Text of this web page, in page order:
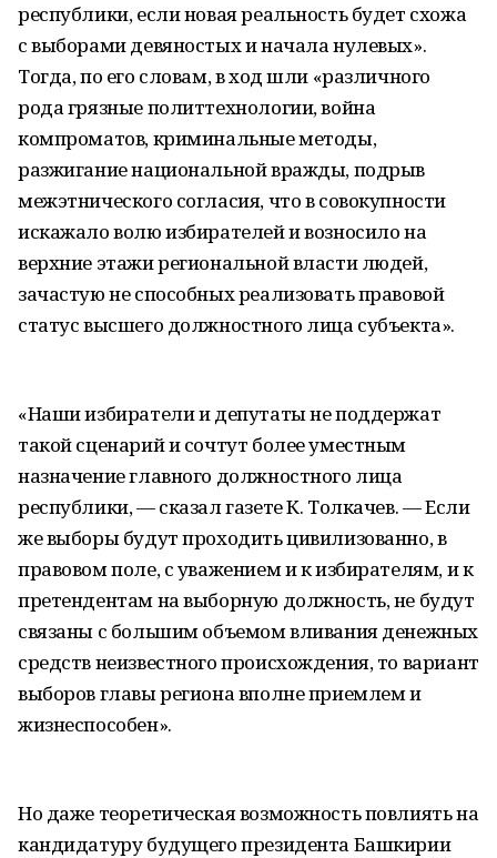
республики, если новая реальность будет схожа
с выборами девяностых и начала нулевых».
Тогда, по его словам, в ход шли «различного
рода грязные политтехнологии, война
компроматов, криминальные методы,
разжигание национальной вражды, подрыв
межэтнического согласия, что в совокупности
искажало волю избирателей и возносило на
верхние этажи региональной власти людей,
зачастую не способных реализовать правовой
статус высшего должностного лица субъекта».
«Наши избиратели и депутаты не поддержат
такой сценарий и сочтут более уместным
назначение главного должностного лица
республики, — сказал газете К. Толкачев. — Если
же выборы будут проходить цивилизованно, в
правовом поле, с уважением и к избирателям, и к
претендентам на выборную должность, не будут
связаны с большим объемом вливания денежных
средств неизвестного происхождения, то вариант
выборов главы региона вполне приемлем и
жизнеспособен».
Но даже теоретическая возможность повлиять на
кандидатуру будущего президента Башкирии